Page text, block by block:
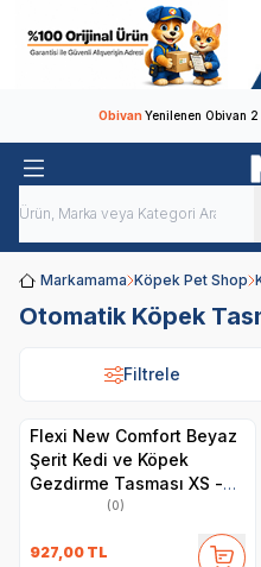
ObivanYenilenen Obivan 2
Markamama Köpek Pet Shop
Otomatik Köpek
Filtrele
Filtrele
Flexi New Comfort Beyaz
Şerit Kedi ve Köpek
Gezdirme Tasması XS -
3M- Siyah(0)
927,00 TL